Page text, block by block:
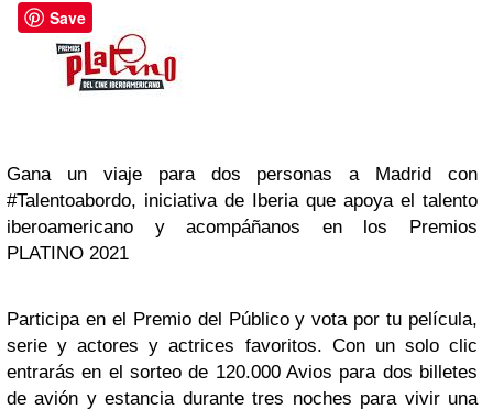
Gana un viaje para dos personas a Madrid con
#Talentoabordo, iniciativa de Iberia que apoya el talento
iberoamericano y acompáñanos en los Premios
PLATINO 2021
Participa en el Premio del Público y vota por tu película,
serie y actores y actrices favoritos. Con un solo clic
entrarás en el sorteo de 120.000 Avios para dos billetes
de avión y estancia durante tres noches para vivir una
Save